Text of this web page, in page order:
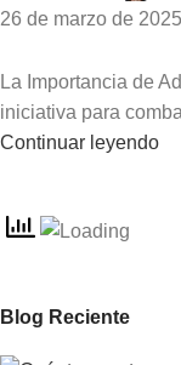
26 de marzo de 2025
La Importancia de
iniciativa para
Continuar leyendo
Blog Reciente